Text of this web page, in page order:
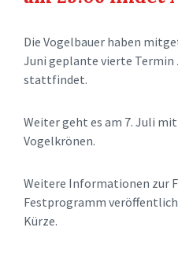
Die Vogelbauer haben
Juni geplante vierte Termin
stattfindet.
Weiter geht es am 7. Juli
Vogelkrönen.
Weitere Informationen zur
Festprogramm
Kürze.